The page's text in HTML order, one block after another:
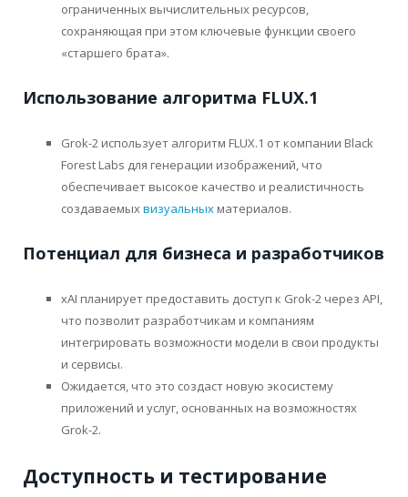
ограниченных вычислительных ресурсов,
сохраняющая при этом ключевые функции своего
«старшего брата».
Использование алгоритма FLUX.1
Grok-2 использует алгоритм FLUX.1 от компании Black
Forest Labs для генерации изображений, что
обеспечивает высокое качество и реалистичность
создаваемыхвизуальных материалов.
Потенциал для бизнеса и разработчиков
xAI планирует предоставить доступ к Grok-2 через API,
что позволит разработчикам и компаниям
интегрировать возможности модели в свои продукты
и сервисы.
Ожидается, что это создаст новую экосистему
приложений и услуг, основанных на возможностях
Grok-2.
Доступность и тестирование